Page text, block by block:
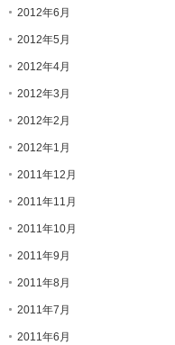
2012年6月
2012年5月
2012年4月
2012年3月
2012年2月
2012年1月
2011年12月
2011年11月
2011年10月
2011年9月
2011年8月
2011年7月
2011年6月